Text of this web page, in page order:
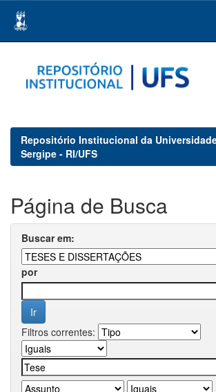
navigation
Repositório Institucional da
Sergipe - RI/UFS
Página de Busca
Buscar em:
por
Filtros correntes: